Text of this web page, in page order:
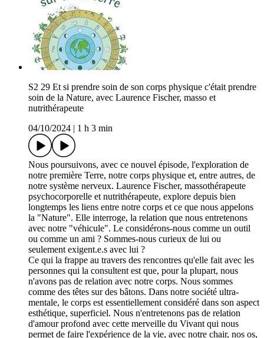
S2 29 Et si prendre soin de son corps physique c'était prendre
soin de la Nature, avec Laurence Fischer, masso et
nutrithérapeute
04/10/2024
1 h 3 min
Nous poursuivons, avec ce nouvel épisode, l'exploration de
notre première Terre, notre corps physique et, entre autres, de
notre système nerveux. Laurence Fischer, massothérapeute
psychocorporelle et nutrithérapeute, explore depuis bien
longtemps les liens entre notre corps et ce que nous appelons
la "Nature". Elle interroge, la relation que nous entretenons
avec notre "véhicule". Le considérons-nous comme un outil
ou comme un ami ? Sommes-nous curieux de lui ou
seulement exigent.e.s avec lui ?
Ce qui la frappe au travers des rencontres qu'elle fait avec les
personnes qui la consultent est que, pour la plupart, nous
n'avons pas de relation avec notre corps. Nous sommes
comme des têtes sur des bâtons. Dans notre société ultra-
mentale, le corps est essentiellement considéré dans son aspect
esthétique, superficiel. Nous n'entretenons pas de relation
d'amour profond avec cette merveille du Vivant qui nous
permet de faire l'expérience de la vie, avec notre chair, nos os,